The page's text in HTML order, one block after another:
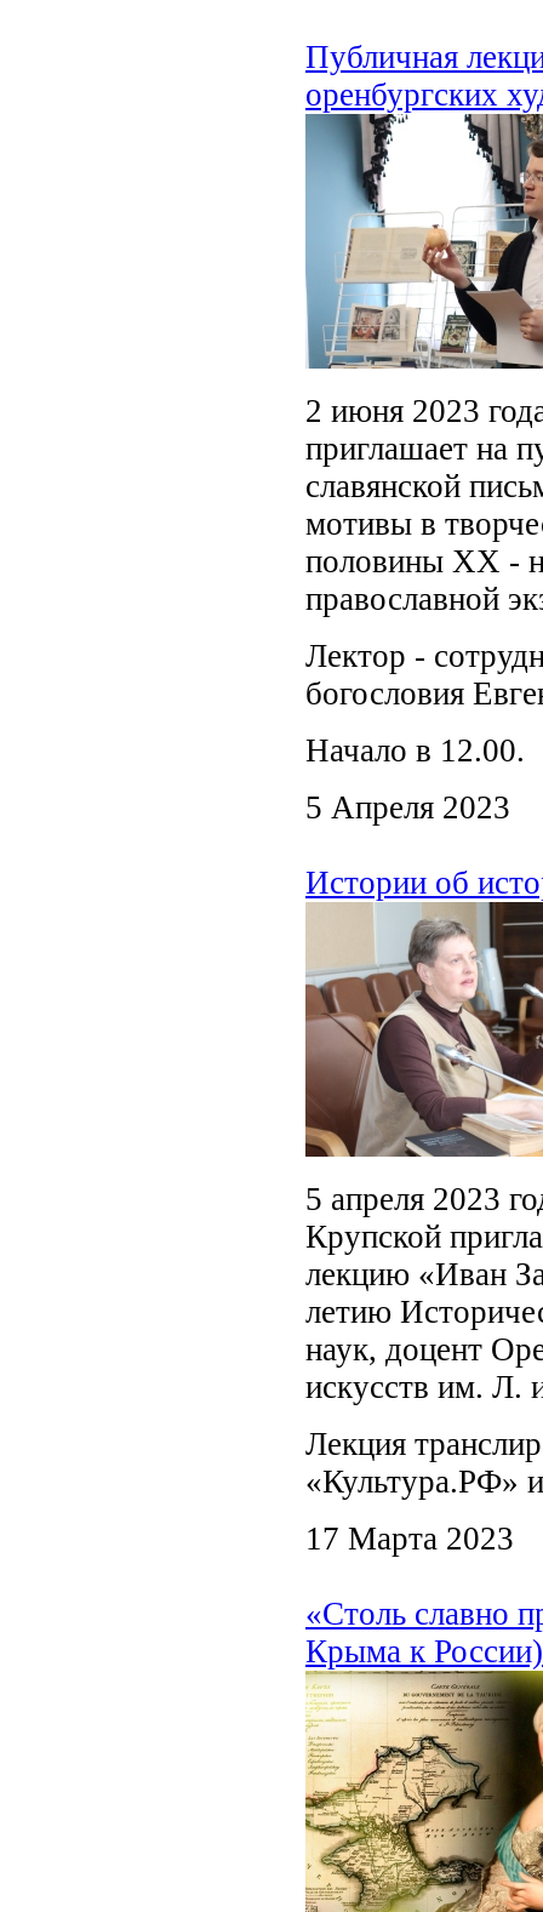
Публичная
оренбургских
2 июня 2023
приглашает на
славянской
мотивы в
половины XX -
православной
Лектор -
богословия
Начало в 12.00.
5 Апреля 2023
Истории об
5 апреля 2023
Крупской
лекцию «Иван
летию
наук, доцент
искусств им. Л.
Лекция
«Культура.РФ»
17 Марта 2023
«Столь славно
Крыма к России)